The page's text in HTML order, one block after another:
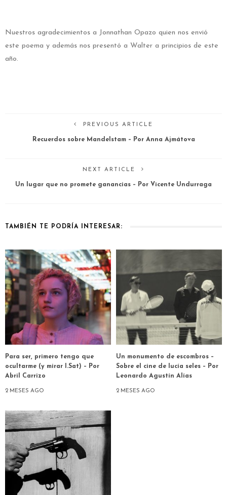
Nuestros agradecimientos a Jonnathan Opazo quien nos envió
este poema y además nos presentó a Walter a principios de este
año.
PREVIOUS ARTICLE
Recuerdos sobre Mandelstam – Por Anna Ajmátova
NEXT ARTICLE
Un lugar que no promete ganancias – Por Vicente Undurraga
TAMBIÉN TE PODRÍA INTERESAR:
Para ser, primero tengo que
ocultarme (y mirar I.Sat) – Por
Abril Carrizo
2 MESES AGO
Un monumento de escombros –
Sobre el cine de lucía seles – Por
Leonardo Agustín Alías
2 MESES AGO